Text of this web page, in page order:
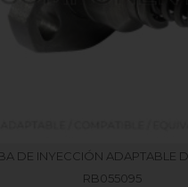
DE INYECCIÓN ADAPTABLE
RB055095